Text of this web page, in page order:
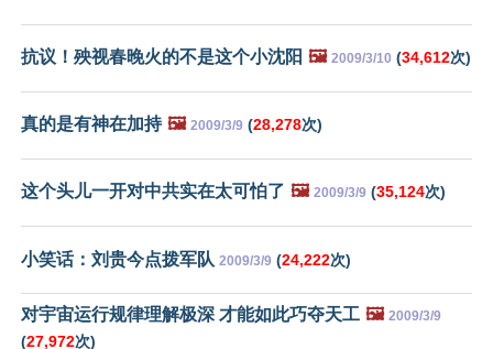
抗议！殃视春晚火的不是这个小沈阳 🖼️ 2009/3/10 (34,612次)
真的是有神在加持 🖼️ 2009/3/9 (28,278次)
这个头儿一开对中共实在太可怕了 🖼️ 2009/3/9 (35,124次)
小笑话：刘贵今点拨军队 2009/3/9 (24,222次)
对宇宙运行规律理解极深 才能如此巧夺天工 🖼️ 2009/3/9
(27,972次)